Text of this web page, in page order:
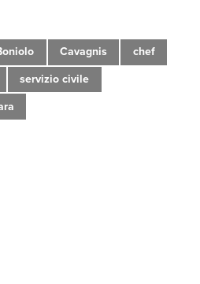
Cavagnis chef
servizio civile